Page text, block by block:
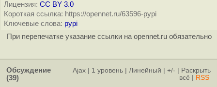
Лицензия: CC BY 3.0
Короткая ссылка: https://opennet.ru/63596-pypi
Ключевые слова: pypi
При перепечатке указание ссылки на opennet.ru обязательно
Обсуждение
(39)
Ajax 1 уровень Линейный +/-
Раскрыть
всё
RSS